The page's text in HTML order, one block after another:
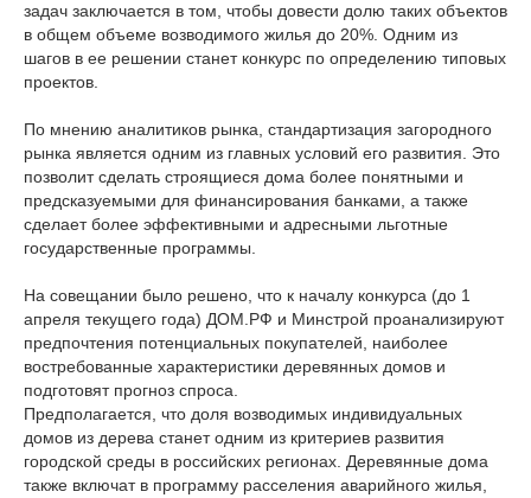
задач заключается в том, чтобы довести долю таких объектов
в общем объеме возводимого жилья до 20%. Одним из
шагов в ее решении станет конкурс по определению типовых
проектов.
По мнению аналитиков рынка, стандартизация загородного
рынка является одним из главных условий его развития. Это
позволит сделать строящиеся дома более понятными и
предсказуемыми для финансирования банками, а также
сделает более эффективными и адресными льготные
государственные программы.
На совещании было решено, что к началу конкурса (до 1
апреля текущего года) ДОМ.РФ и Минстрой проанализируют
предпочтения потенциальных покупателей, наиболее
востребованные характеристики деревянных домов и
подготовят прогноз спроса.
Предполагается, что доля возводимых индивидуальных
домов из дерева станет одним из критериев развития
городской среды в российских регионах. Деревянные дома
также включат в программу расселения аварийного жилья,